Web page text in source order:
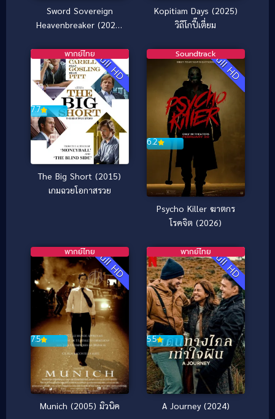
Sword Sovereign
Heavenbreaker (2025)
Kopitiam Days (2025)
วิถีโกปี๊เตี่ยม
Full HD
7.7
พากย์ไทย
The Big Short (2015)
เกมฉวยโอกาสรวย
Full HD
6.2
Soundtrack
Psycho Killer ฆาตกร
โรคจิต (2026)
Full HD
7.5
พากย์ไทย
Munich (2005) มิวนิค
Full HD
5.5
พากย์ไทย
A Journey (2024)